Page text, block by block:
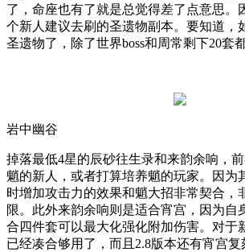
了，命座也有了就是总觉得差了点意思。
个新人建议去刷的圣遗物副本。要知道，
圣遗物了，除了世界boss和周常剩下20套
岩中幽谷
掉落最低4星的辰砂往生录和来韵余响，
魈的新人，或者打算培养魈的玩家。因为
时增加攻击力的效果和魈大招非常契合，
限。此外来韵余响则是适合宵宫，因为自
合四件套可以最大化强化附加伤害。对于
已经凑合够用了，而且 2.8版本还有宵宫